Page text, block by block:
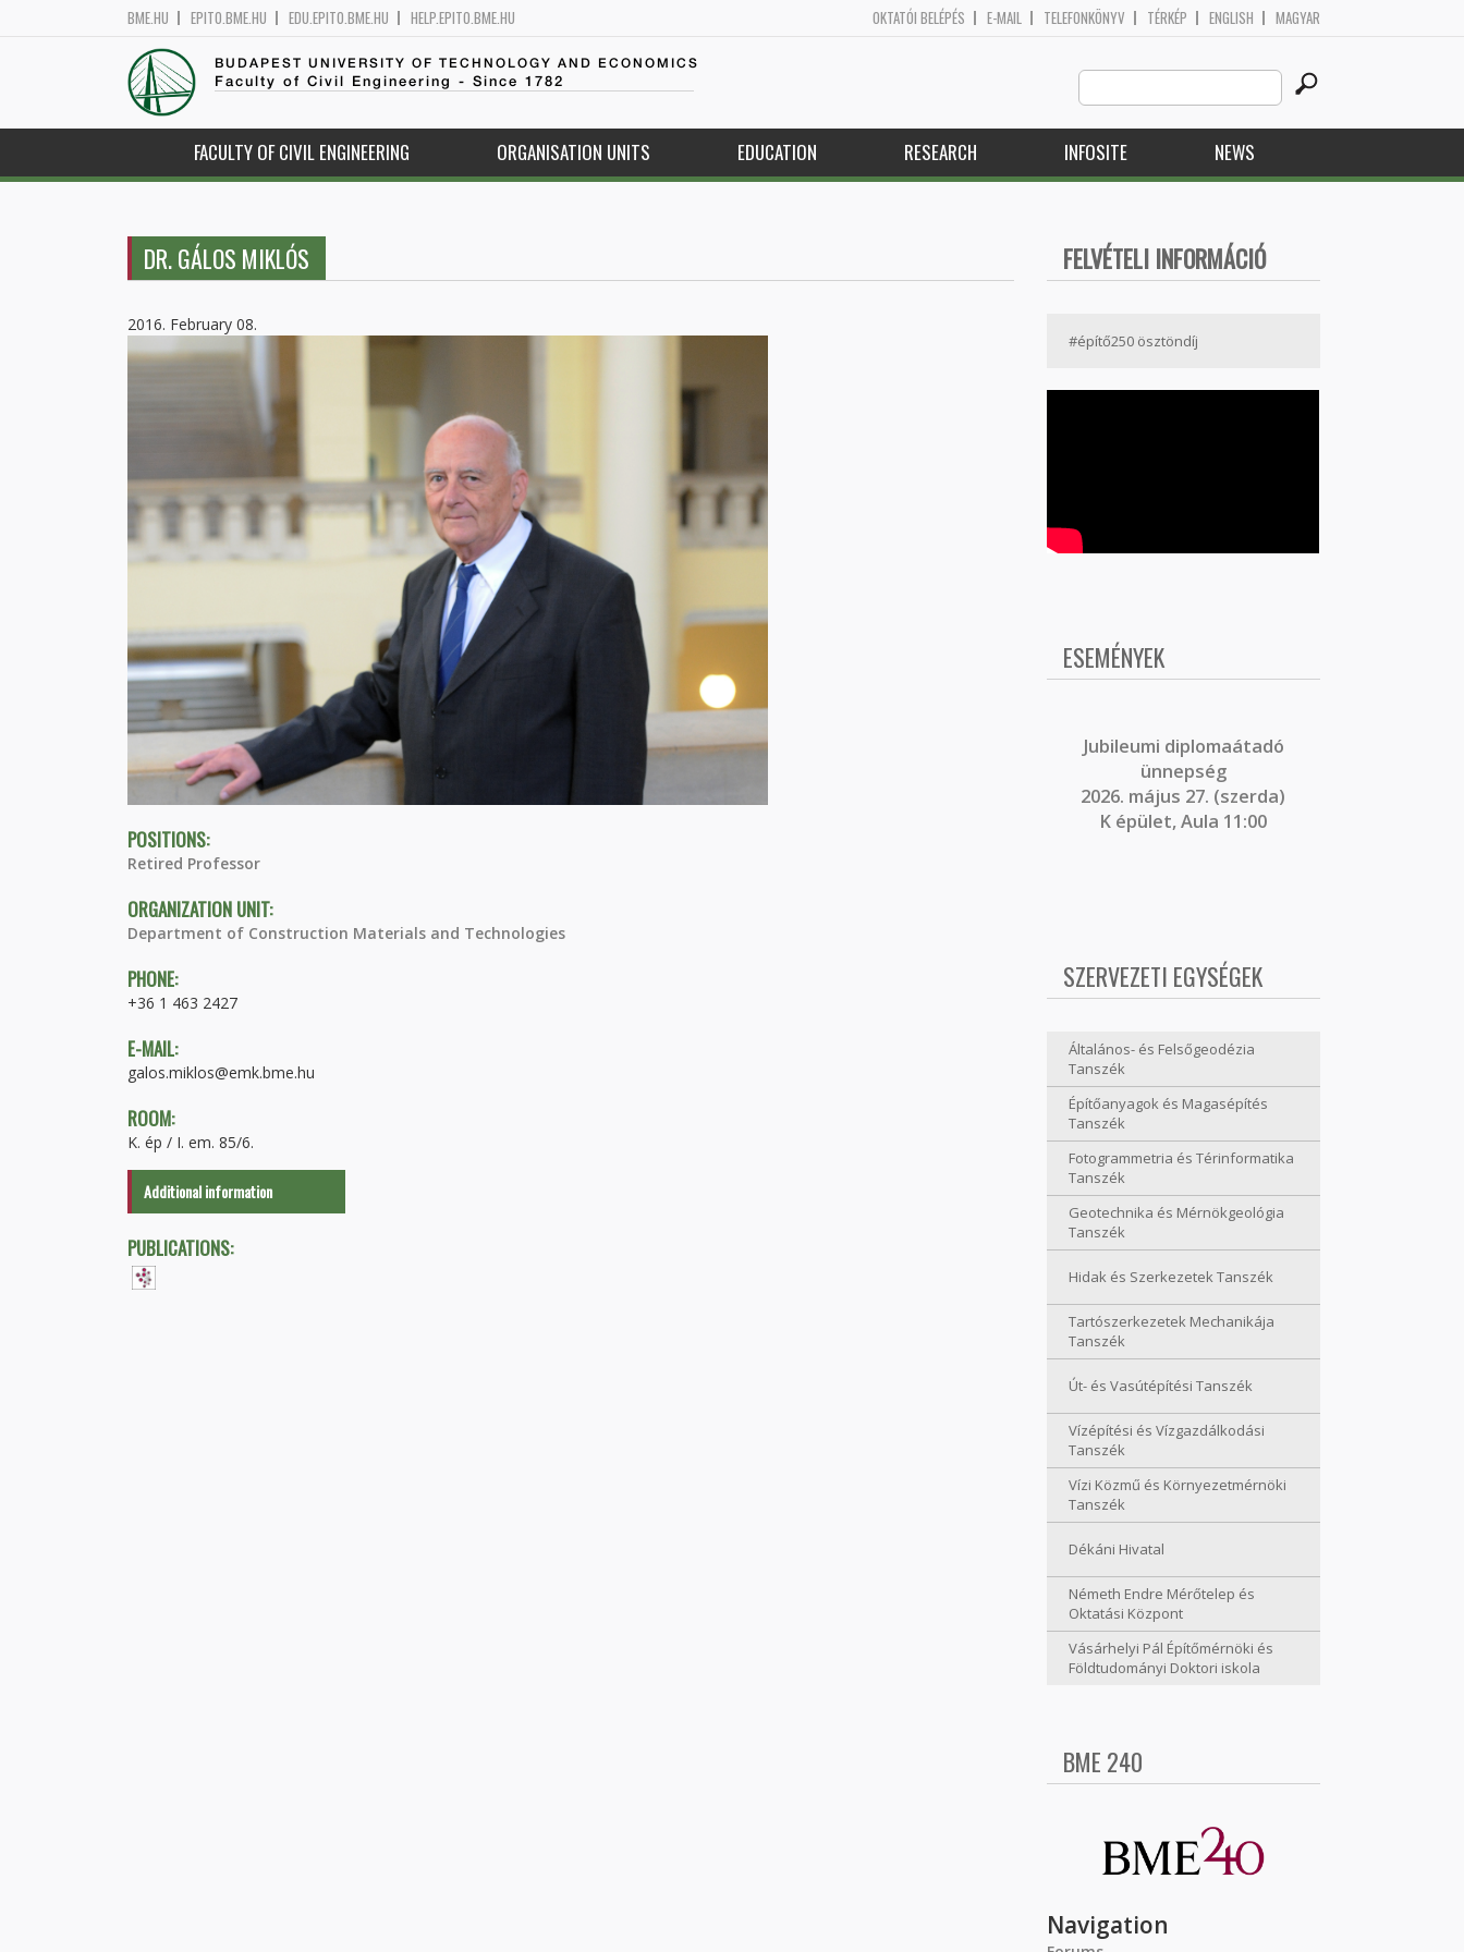
BME.HU EPITO.BME.HU EDU.EPITO.BME.HU HELP.EPITO.BME.HU OKTATÓI BELÉPÉS E-MAIL TELEFONKÖNYV TÉRKÉP ENGLISH MAGYAR
BUDAPEST UNIVERSITY OF TECHNOLOGY AND ECONOMICS
Faculty of Civil Engineering - Since 1782
Search
this
site
FACULTY OF CIVIL ENGINEERING ORGANISATION UNITS EDUCATION RESEARCH INFOSITE NEWS
DR. GÁLOS MIKLÓS
2016. February 08.
POSITIONS:
Retired Professor
ORGANIZATION UNIT:
Department of Construction Materials and Technologies
PHONE:
+36 1 463 2427
E-MAIL:
galos.miklos@emk.bme.hu
ROOM:
K. ép / I. em. 85/6.
Additional information
PUBLICATIONS:
FELVÉTELI INFORMÁCIÓ
#építő250 ösztöndíj
ESEMÉNYEK
Jubileumi diplomaátadó
ünnepség
2026. május 27. (szerda)
K épület, Aula 11:00
SZERVEZETI EGYSÉGEK
Általános- és Felsőgeodézia
Tanszék
Építőanyagok és Magasépítés
Tanszék
Fotogrammetria és Térinformatika
Tanszék
Geotechnika és Mérnökgeológia
Tanszék
Hidak és Szerkezetek Tanszék
Tartószerkezetek Mechanikája
Tanszék
Út- és Vasútépítési Tanszék
Vízépítési és Vízgazdálkodási
Tanszék
Vízi Közmű és Környezetmérnöki
Tanszék
Dékáni Hivatal
Németh Endre Mérőtelep és
Oktatási Központ
Vásárhelyi Pál Építőmérnöki és
Földtudományi Doktori iskola
BME 240
Navigation